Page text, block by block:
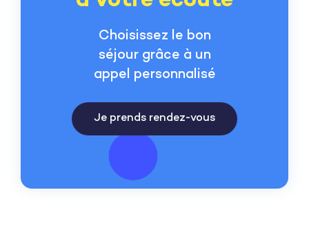
Choisissez le bon
séjour grâce à un
appel personnalisé
Je prends rendez-vous